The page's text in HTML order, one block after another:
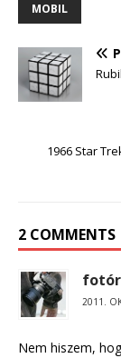
MOBIL
1966 Star
2 COMMENTS
2011.
Nem hiszem,